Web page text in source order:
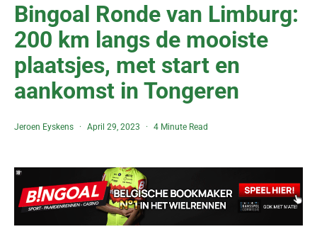
Bingoal Ronde van Limburg:
200 km langs de mooiste
plaatsjes, met start en
aankomst in Tongeren
Jeroen Eyskens April 29, 2023 4 Minute Read